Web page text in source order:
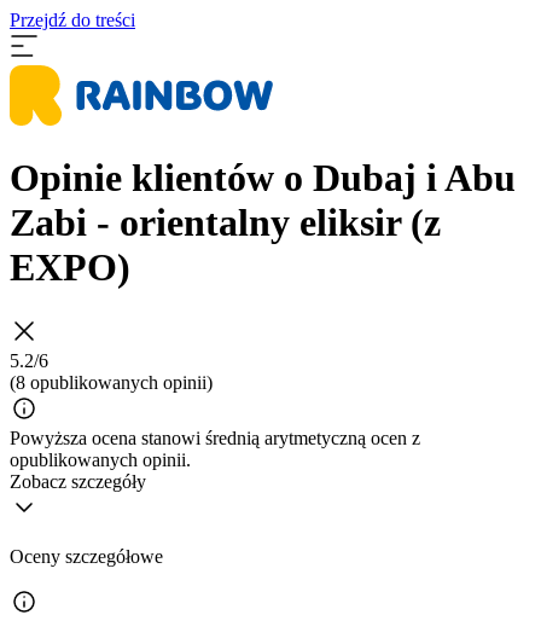
Przejdź do treści
Opinie klientów o Dubaj i Abu
Zabi - orientalny eliksir (z
EXPO)
5.2/6
(8 opublikowanych opinii)
Powyższa ocena stanowi średnią arytmetyczną ocen z
opublikowanych opinii.
Zobacz szczegóły
Oceny szczegółowe